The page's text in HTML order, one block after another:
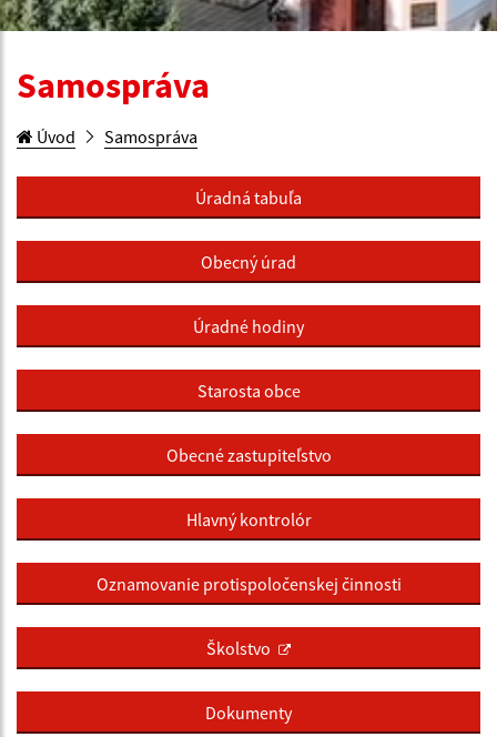
Samospráva
Úvod Samospráva
Úradná tabuľa
Obecný úrad
Úradné hodiny
Starosta obce
Obecné zastupiteľstvo
Hlavný kontrolór
Oznamovanie protispoločenskej činnosti
Školstvo
Dokumenty